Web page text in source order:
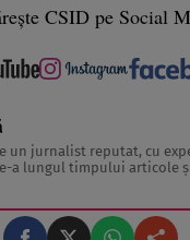
CSID pe Social
un jurnalist reputat, cu
a lungul timpului articole
cât şi pentru